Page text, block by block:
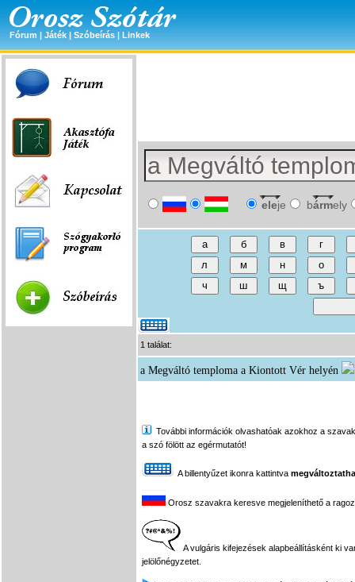
Fórum | Játék | Szóbeírás | Linkek
eleje bármely
1 találat:
a Megváltó temploma a Kiontott Vér helyén
További információk olvashatóak azokhoz a
a szó fölött az egérmutatót!
A billentyűzet ikonra kattintva
Orosz szavakra keresve megjeleníthető a
A vulgáris kifejezések alapbeállításként ki
jelölőnégyzetet.